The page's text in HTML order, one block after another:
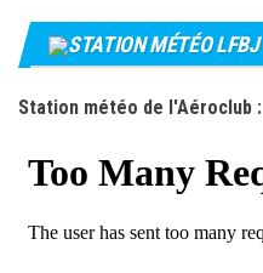
STATION MÉTÉO LFBJ
Station météo de l'Aéroclub :